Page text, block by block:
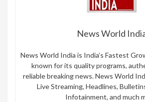
News World
News World India is India’s Fastest
known for its quality programs,
reliable breaking news. News World
Live Streaming, Headlines,
Infotainment, and much